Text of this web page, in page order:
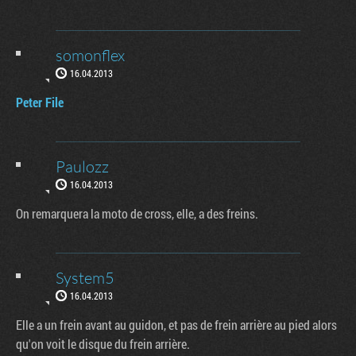
somonflex
16.04.2013
Peter File
Paulozz
16.04.2013
On remarquera la moto de cross, elle, a des freins.
System5
16.04.2013
Elle a un frein avant au guidon, et pas de frein arrière au pied alors
qu'on voit le disque du frein arrière.